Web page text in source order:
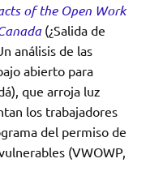
of the Open Work
(¿Salida de
análisis de las
abierto para
que arroja luz
los trabajadores
del permiso de
(VWOWP,